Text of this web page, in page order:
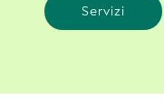
Servizi